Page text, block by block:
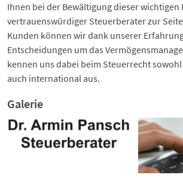
Ihnen bei der Bewältigung dieser wichtigen
vertrauenswürdiger Steuerberater zur
Kunden können wir dank unserer
Entscheidungen um das
kennen uns dabei beim Steuerrecht
auch international aus.
Galerie